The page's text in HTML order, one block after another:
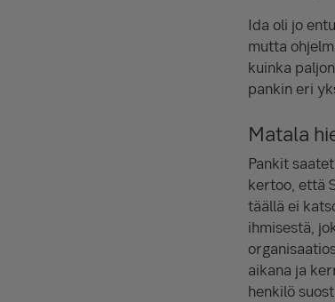
Ida oli jo
mutta
kuinka
pankin eri
Matala
Pankit
kertoo, että
täällä ei
ihmisestä,
aikana ja
henkilö